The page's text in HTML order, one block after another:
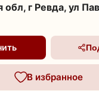
обл, г Ревда, ул
В избранное